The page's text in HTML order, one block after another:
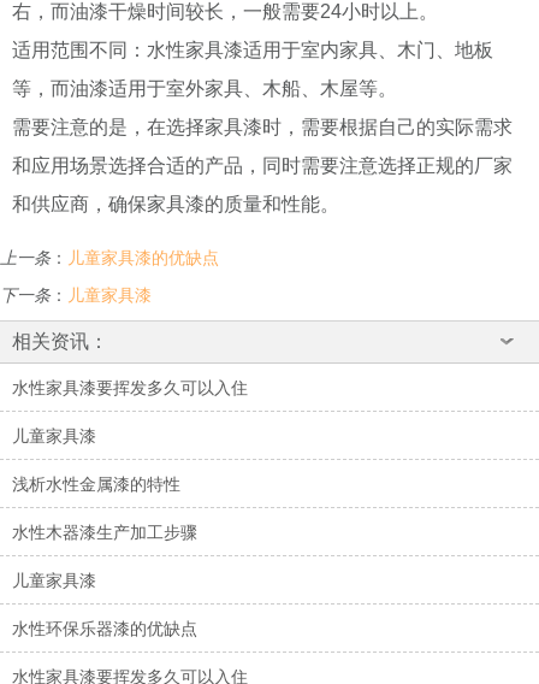
右，而油漆干燥时间较长，一般需要24小时以上。
适用范围不同：水性家具漆适用于室内家具、木门、地板
等，而油漆适用于室外家具、木船、木屋等。
需要注意的是，在选择家具漆时，需要根据自己的实际需求
和应用场景选择合适的产品，同时需要注意选择正规的厂家
和供应商，确保家具漆的质量和性能。
上一条： 儿童家具漆的优缺点
下一条： 儿童家具漆
相关资讯：
水性家具漆要挥发多久可以入住
儿童家具漆
浅析水性金属漆的特性
水性木器漆生产加工步骤
儿童家具漆
水性环保乐器漆的优缺点
水性家具漆要挥发多久可以入住